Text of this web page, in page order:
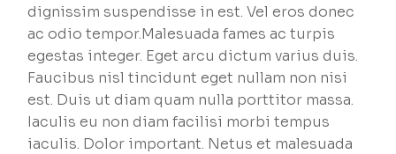
dignissim suspendisse in est. Vel eros donec
ac odio tempor.Malesuada fames ac turpis
egestas integer. Eget arcu dictum varius duis.
Faucibus nisl tincidunt eget nullam non nisi
est. Duis ut diam quam nulla porttitor massa.
Iaculis eu non diam facilisi morbi tempus
iaculis. Dolor important. Netus et malesuada